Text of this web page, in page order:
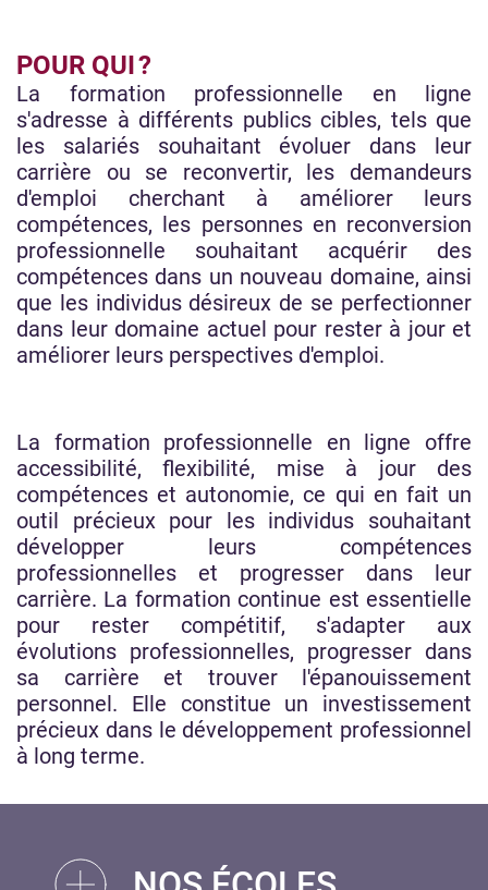
POUR QUI ?
La formation professionnelle en ligne
s'adresse à différents publics cibles, tels que
les salariés souhaitant évoluer dans leur
carrière ou se reconvertir, les demandeurs
d'emploi cherchant à améliorer leurs
compétences, les personnes en reconversion
professionnelle souhaitant acquérir des
compétences dans un nouveau domaine, ainsi
que les individus désireux de se perfectionner
dans leur domaine actuel pour rester à jour et
améliorer leurs perspectives d'emploi.
La formation professionnelle en ligne offre
accessibilité, flexibilité, mise à jour des
compétences et autonomie, ce qui en fait un
outil précieux pour les individus souhaitant
développer leurs compétences
professionnelles et progresser dans leur
carrière. La formation continue est essentielle
pour rester compétitif, s'adapter aux
évolutions professionnelles, progresser dans
sa carrière et trouver l'épanouissement
personnel. Elle constitue un investissement
précieux dans le développement professionnel
à long terme.